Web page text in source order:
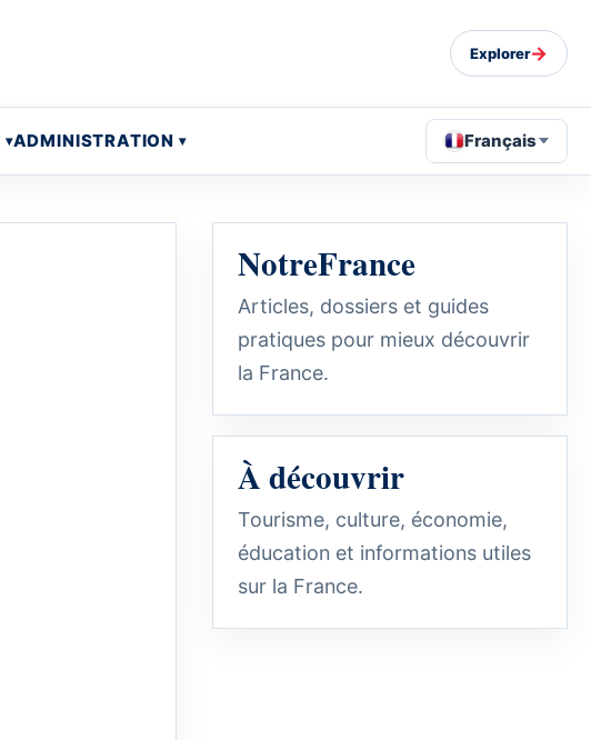
Explorer→
ADMINISTRATION Français
NotreFrance
Articles, dossiers et guides
pratiques pour mieux découvrir
la France.
À découvrir
Tourisme, culture, économie,
éducation et informations utiles
sur la France.